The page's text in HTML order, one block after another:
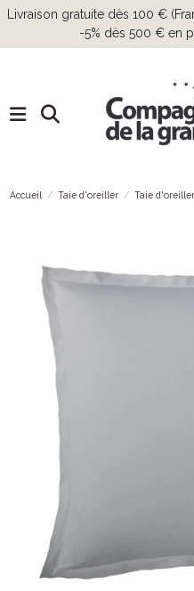
Livraison gratuite dès 100 €
-5% dès 500 € en
Accueil Taie d'oreiller Taie